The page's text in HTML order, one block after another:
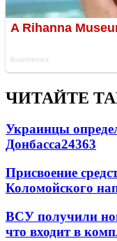
ЧИТАЙТЕ
Украинцы
Донбасса24363
Присвоение
Коломойского
ВСУ получили
что входит в